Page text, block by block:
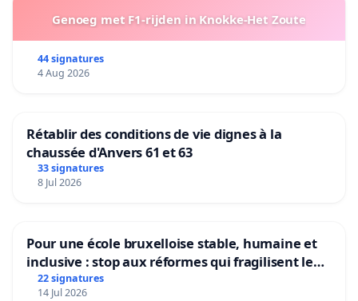
Genoeg met F1-rijden in Knokke-Het Zoute
44 signatures
4 Aug 2026
Rétablir des conditions de vie dignes à la
chaussée d'Anvers 61 et 63
33 signatures
8 Jul 2026
Pour une école bruxelloise stable, humaine et
inclusive : stop aux réformes qui fragilisent le
primaire
22 signatures
14 Jul 2026